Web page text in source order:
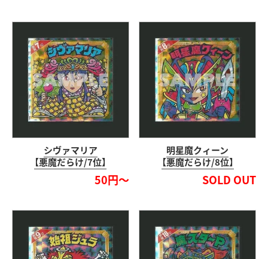
シヴァマリア
【悪魔だらけ/7位】
50円～
明星魔クィーン
【悪魔だらけ/8位】
SOLD OUT